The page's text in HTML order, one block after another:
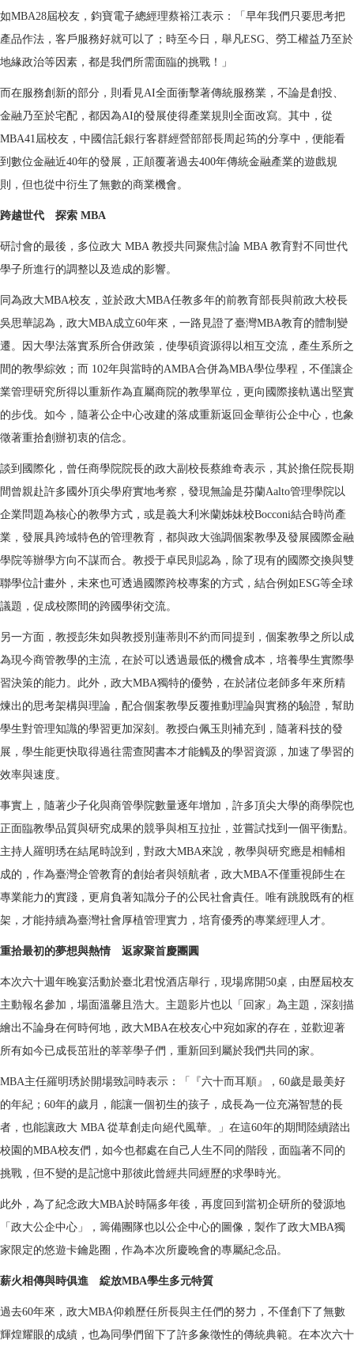
如MBA28屆校友，鈞寶電子總經理蔡裕江表示：「早年我們只要思考把
產品作法，客戶服務好就可以了；時至今日，舉凡ESG、勞工權益乃至於
地緣政治等因素，都是我們所需面臨的挑戰！」
而在服務創新的部分，則看見AI全面衝擊著傳統服務業，不論是創投、
金融乃至於宅配，都因為AI的發展使得產業規則全面改寫。其中，從
MBA41屆校友，中國信託銀行客群經營部部長周起筠的分享中，便能看
到數位金融近40年的發展，正顛覆著過去400年傳統金融產業的遊戲規
則，但也從中衍生了無數的商業機會。
跨越世代 探索 MBA
研討會的最後，多位政大 MBA 教授共同聚焦討論 MBA 教育對不同世代
學子所進行的調整以及造成的影響。
同為政大MBA校友，並於政大MBA任教多年的前教育部長與前政大校長
吳思華認為，政大MBA成立60年來，一路見證了臺灣MBA教育的體制變
遷。因大學法落實系所合併政策，使學碩資源得以相互交流，產生系所之
間的教學綜效；而 102年與當時的AMBA合併為MBA學位學程，不僅讓企
業管理研究所得以重新作為直屬商院的教學單位，更向國際接軌邁出堅實
的步伐。如今，隨著公企中心改建的落成重新返回金華街公企中心，也象
徵著重拾創辦初衷的信念。
談到國際化，曾任商學院院長的政大副校長蔡維奇表示，其於擔任院長期
間曾親赴許多國外頂尖學府實地考察，發現無論是芬蘭Aalto管理學院以
企業問題為核心的教學方式，或是義大利米蘭姊妹校Bocconi結合時尚產
業，發展具跨域特色的管理教育，都與政大強調個案教學及發展國際金融
學院等辦學方向不謀而合。教授于卓民則認為，除了現有的國際交換與雙
聯學位計畫外，未來也可透過國際跨校專案的方式，結合例如ESG等全球
議題，促成校際間的跨國學術交流。
另一方面，教授彭朱如與教授別蓮蒂則不約而同提到，個案教學之所以成
為現今商管教學的主流，在於可以透過最低的機會成本，培養學生實際學
習決策的能力。此外，政大MBA獨特的優勢，在於諸位老師多年來所精
煉出的思考架構與理論，配合個案教學反覆推動理論與實務的驗證，幫助
學生對管理知識的學習更加深刻。教授白佩玉則補充到，隨著科技的發
展，學生能更快取得過往需查閱書本才能觸及的學習資源，加速了學習的
效率與速度。
事實上，隨著少子化與商管學院數量逐年增加，許多頂尖大學的商學院也
正面臨教學品質與研究成果的競爭與相互拉扯，並嘗試找到一個平衡點。
主持人羅明琇在結尾時說到，對政大MBA來說，教學與研究應是相輔相
成的，作為臺灣企管教育的創始者與領航者，政大MBA不僅重視師生在
專業能力的實踐，更肩負著知識分子的公民社會責任。唯有跳脫既有的框
架，才能持續為臺灣社會厚植管理實力，培育優秀的專業經理人才。
重拾最初的夢想與熱情 返家聚首慶團圓
本次六十週年晚宴活動於臺北君悅酒店舉行，現場席開50桌，由歷屆校友
主動報名參加，場面溫馨且浩大。主題影片也以「回家」為主題，深刻描
繪出不論身在何時何地，政大MBA在校友心中宛如家的存在，並歡迎著
所有如今已成長茁壯的莘莘學子們，重新回到屬於我們共同的家。
MBA主任羅明琇於開場致詞時表示：「『六十而耳順』，60歲是最美好
的年紀；60年的歲月，能讓一個初生的孩子，成長為一位充滿智慧的長
者，也能讓政大 MBA 從草創走向絕代風華。」在這60年的期間陸續踏出
校園的MBA校友們，如今也都處在自己人生不同的階段，面臨著不同的
挑戰，但不變的是記憶中那彼此曾經共同經歷的求學時光。
此外，為了紀念政大MBA於時隔多年後，再度回到當初企研所的發源地
「政大公企中心」，籌備團隊也以公企中心的圖像，製作了政大MBA獨
家限定的悠遊卡鑰匙圈，作為本次所慶晚會的專屬紀念品。
薪火相傳與時俱進 綻放MBA學生多元特質
過去60年來，政大MBA仰賴歷任所長與主任們的努力，不僅創下了無數
輝煌耀眼的成績，也為同學們留下了許多象徵性的傳統典範。在本次六十